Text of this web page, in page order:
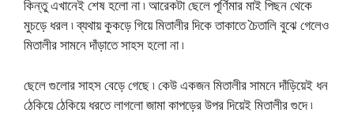
কিন্তু এখানেই শেষ হলো না ৷ আরেকটা ছেলে পূর্ণিমার মাই পিছন থেকে
মুচড়ে ধরল ৷ ব্যথায় কুকড়ে গিয়ে মিতালীর দিকে তাকাতে চৈতালি বুঝে গেলেও
মিতালীর সামনে দাঁড়াতে সাহস হলো না ৷
ছেলে গুলোর সাহস বেড়ে গেছে ৷ কেউ একজন মিতালীর সামনে দাঁড়িয়েই ধন
ঠেকিয়ে ঠেকিয়ে ধরতে লাগলো জামা কাপড়ের উপর দিয়েই মিতালীর গুদে ৷